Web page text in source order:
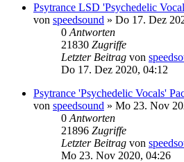
Psytrance LSD 'Psychedelic
von speedsound » Do 17. Dez
0 Antworten
21830 Zugriffe
Letzter Beitrag von
Do 17. Dez 2020, 04:12
Psytrance 'Psychedelic Vocals'
von speedsound » Mo 23. Nov
0 Antworten
21896 Zugriffe
Letzter Beitrag von
Mo 23. Nov 2020, 04:26